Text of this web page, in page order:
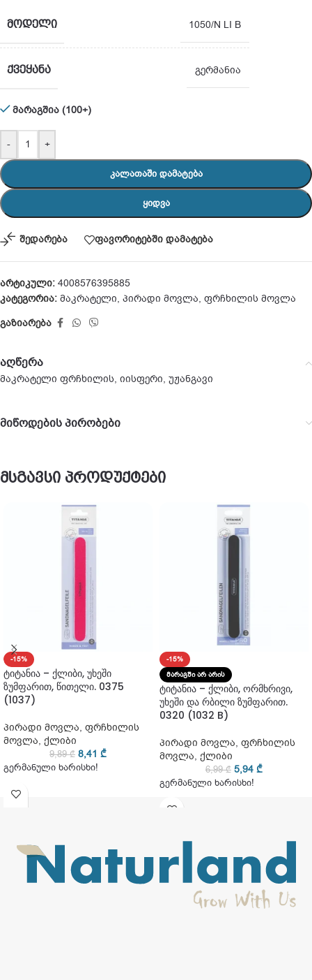
ᲛᲝᲓᲔᲚᲘ 1050/N LI B
ᲥᲕᲔᲧᲐᲜᲐ გერმანია
მარაგშია (100+)
- +
ᲙᲐᲚᲐᲗᲐᲨᲘ ᲓᲐᲛᲐᲢᲔᲑᲐ
ᲧᲘᲓᲕᲐ
შედარება ფავორიტებში დამატება
არტიკული: 4008576395885
კატეგორია: მაკრატელი, პირადი მოვლა, ფრჩხილის მოვლა
გაზიარება
აღწერა
მაკრატელი ფრჩხილის, იისფერი, უჟანგავი
მიწოდების პირობები
მსგავსი პროდუქტები
-15%
ტიტანია – ქლიბი, უხეში
ზუმფარით, წითელი. 0375
(1037)
პირადი მოვლა, ფრჩხილის
მოვლა, ქლიბი
9,89₾ 8,41 ₾
გერმანული ხარისხი!
-15%
ᲛᲐᲠᲐᲒᲨᲘ ᲐᲠ ᲐᲠᲘᲡ
ტიტანია – ქლიბი, ორმხრივი,
უხეში და რბილი ზუმფარით.
0320 (1032 B)
პირადი მოვლა, ფრჩხილის
მოვლა, ქლიბი
6,99₾ 5,94 ₾
გერმანული ხარისხი!